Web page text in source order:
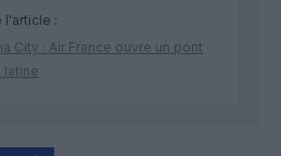
:
City : Air France ouvre un pont
latine